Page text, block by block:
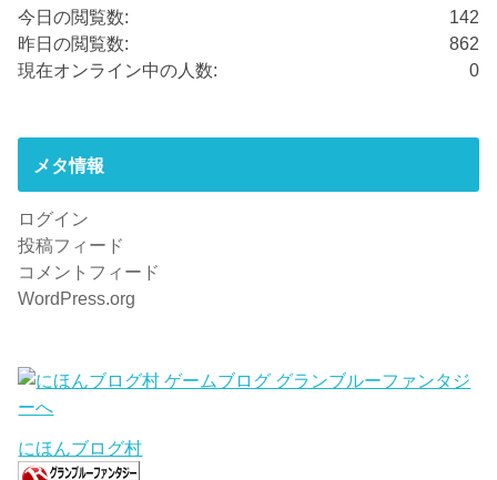
142
今日の閲覧数:
862
昨日の閲覧数:
0
現在オンライン中の人数:
メタ情報
ログイン
投稿フィード
コメントフィード
WordPress.org
にほんブログ村